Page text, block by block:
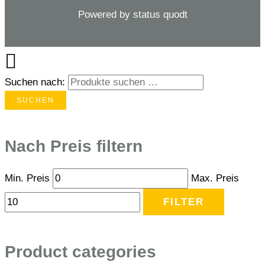
Powered by status quodt
Suchen nach:
SUCHEN
Nach Preis filtern
Min. Preis Max. Preis
FILTER
Product categories